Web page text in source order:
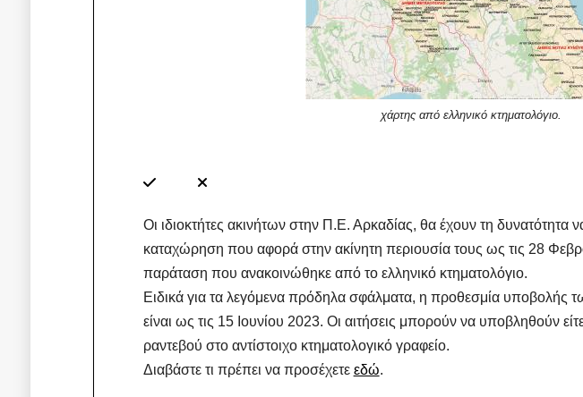
χάρτης από ελληνικό κτηματολόγιο.
Οι ιδιοκτήτες ακινήτων στην Π.Ε. Αρκαδίας, θα έχουν τη δυνατότητα
καταχώρηση που αφορά στην ακίνητη περιουσία τους ως τις 28
παράταση που ανακοινώθηκε από το ελληνικό κτηματολόγιο.
Ειδικά για τα λεγόμενα πρόδηλα σφάλματα, η προθεσμία υποβολής
είναι ως τις 15 Ιουνίου 2023. Οι αιτήσεις μπορούν να υποβληθούν
ραντεβού στο αντίστοιχο κτηματολογικό γραφείο.
Διαβάστε τι πρέπει να προσέχετε εδώ.